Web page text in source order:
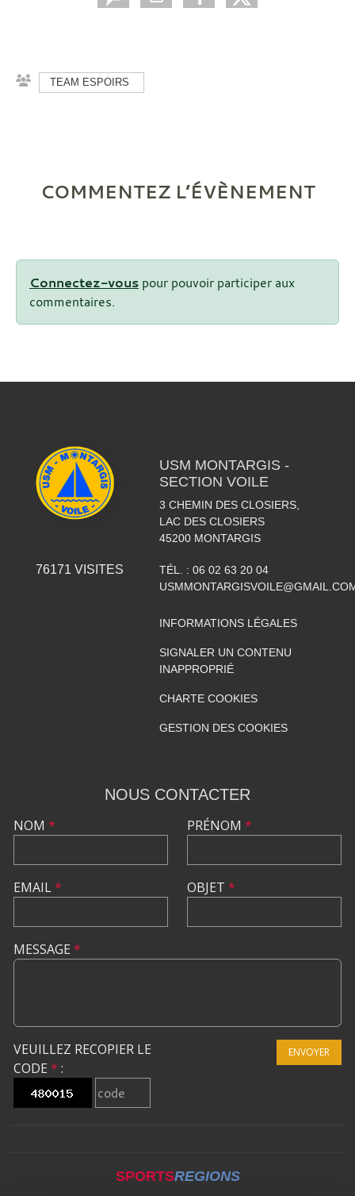
TEAM ESPOIRS
COMMENTEZ L’ÉVÈNEMENT
Connectez-vous pour pouvoir participer aux
commentaires.
76171 VISITES
USM MONTARGIS -
SECTION VOILE
3 CHEMIN DES CLOSIERS,
LAC DES CLOSIERS
45200 MONTARGIS
TÉL. : 06 02 63 20 04
INFORMATIONS LÉGALES
SIGNALER UN CONTENU
INAPPROPRIÉ
CHARTE COOKIES
GESTION DES COOKIES
NOUS CONTACTER
NOM *
EMAIL*
PRÉNOM *
OBJET *
MESSAGE *
VEUILLEZ RECOPIER LE
CODE * :
ENVOYER
SPORTSREGIONS